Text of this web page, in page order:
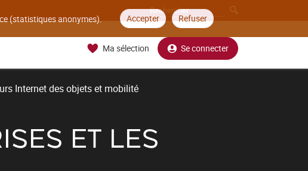
(statistiques anonymes). Accepter Refuser
Ma sélection Se connecter
Internet des objets et mobilité
ET LES